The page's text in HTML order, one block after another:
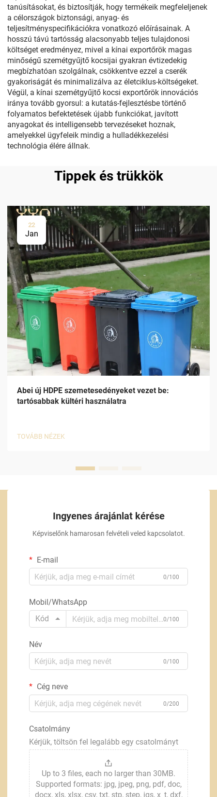
tanúsításokat, és biztosítják, hogy termékeik megfeleljenek
a célországok biztonsági, anyag- és
teljesítményspecifikációkra vonatkozó előírásainak. A
hosszú távú tartósság alacsonyabb teljes tulajdonosi
költséget eredményez, mivel a kínai exportőrök magas
minőségű szemétgyűjtő kocsijai gyakran évtizedekig
megbízhatóan szolgálnak, csökkentve ezzel a cserék
gyakoriságát és minimalizálva az életciklus-költségeket.
Végül, a kínai szemétgyűjtő kocsi exportőrök innovációs
iránya tovább gyorsul: a kutatás-fejlesztésbe történő
folyamatos befektetések újabb funkciókat, javított
anyagokat és intelligensebb tervezéseket hoznak,
amelyekkel ügyfeleik mindig a hulladékkezelési
technológia élére állnak.
Tippek és trükkök
22
Jan
Abei új HDPE szemetesedényeket vezet be:
tartósabbak kültéri használatra
TOVÁBB NÉZEK
Ingyenes árajánlat kérése
Képviselőnk hamarosan felvételi veled kapcsolatot.
E-mail
0/100
Mobil/WhatsApp
Kód
0/100
Név
0/100
Cég neve
0/200
Csatolmány
Kérjük, töltsön fel legalább egy csatolmányt
Up to 3 files, each no larger than 30MB.
Supported formats: jpg, jpeg, png, pdf, doc,
docx, xls, xlsx, csv, txt, stp, step, igs, x_t, dxf,